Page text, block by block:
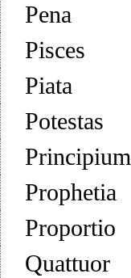
Pena
Pisces
Piata
Potestas
Principium
Prophetia
Proportio
Quattuor